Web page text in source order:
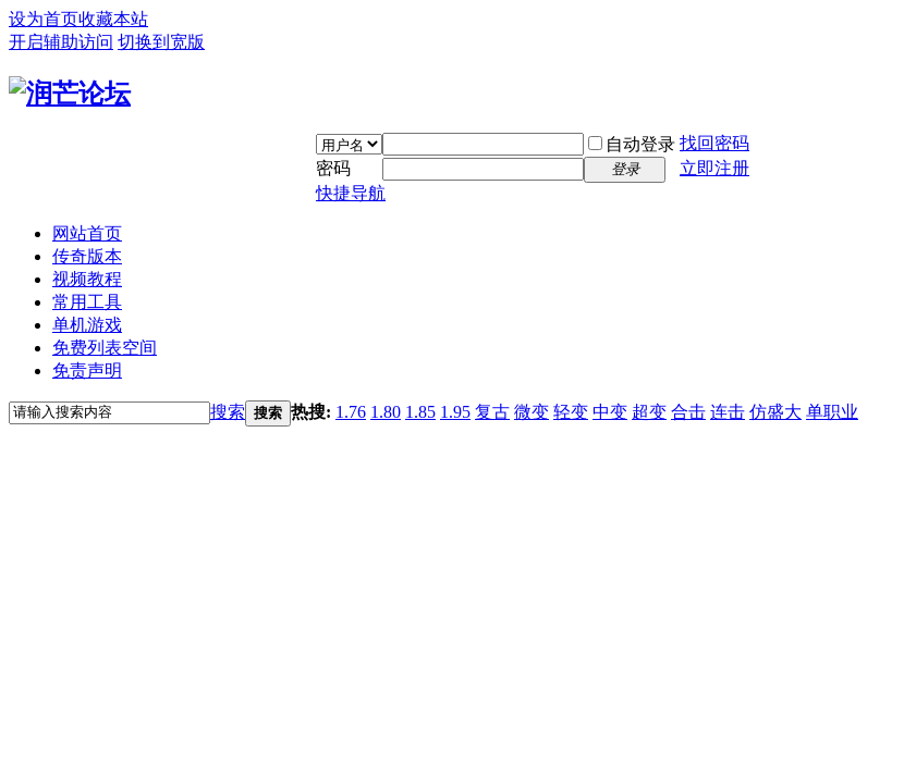
设为首页收藏本站
开启辅助访问 切换到宽版
自动登录 找回密码
密码
登录
立即注册
快捷导航
网站首页
传奇版本
视频教程
常用工具
单机游戏
免费列表空间
免责声明
搜索 搜索 热搜: 1.76 1.80 1.85 1.95 复古 微变 轻变 中变 超变 合击 连击 仿盛大 单职业